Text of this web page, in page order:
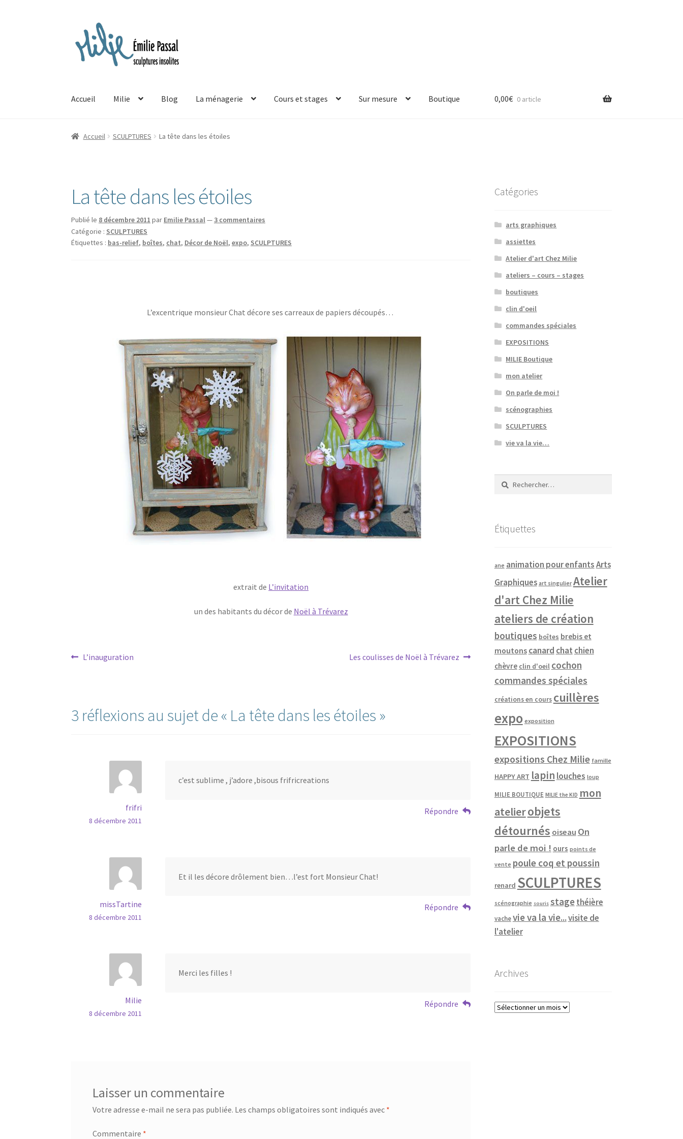
navigation
au
contenu
Accueil Milie Blog La ménagerie Cours et stages Sur mesure Boutique 0,00€ 0 article
Accueil SCULPTURES La tête dans les étoiles
La tête dans les étoiles
Publié le 8 décembre 2011 par Emilie Passal— 3 commentaires
Catégorie : SCULPTURES
Étiquettes : bas-relief, boîtes, chat, Décor de Noël,expo, SCULPTURES
L’excentrique monsieur Chat décore ses carreaux de papiers découpés…
extrait de L’invitation
un des habitants du décor de Noël à Trévarez
Navigation
Article
L’inauguration
Article
Les coulisses de Noël à Trévarez
3 réflexions au sujet de « La tête dans les étoiles »
frifri
8 décembre 2011
c’est sublime , j’adore ,bisous frifricreations
Répondre
missTartine
8 décembre 2011
Et il les décore drôlement bien…l’est fort Monsieur Chat!
Répondre
Milie
8 décembre 2011
Merci les filles !
Répondre
Laisser un commentaire
Votre adresse e-mail ne sera pas publiée. Les champs obligatoires sont indiqués avec *
Commentaire *
Catégories
arts graphiques
assiettes
Atelier d'art Chez Milie
ateliers – cours – stages
boutiques
clin d'oeil
commandes spéciales
EXPOSITIONS
MILIE Boutique
mon atelier
On parle de moi !
scénographies
SCULPTURES
vie va la vie…
Rechercher :
Étiquettes
ane animation pour enfantsArts
Graphiques art singulier Atelier
d'art Chez Milie
ateliers de création
boutiques boîtes brebis et
moutons canard chat chien
chèvre clin d'oeil cochon
commandes spéciales
créations en cours cuillères
expo exposition
EXPOSITIONS
expositions Chez Milie famille
HAPPY ART lapin louches loup
MILIE BOUTIQUE MILIE the KID mon
atelierobjets
détournés oiseau On
parle de moi ! ours points de
vente poule coq et poussin
renard SCULPTURES
scénographie souris stagethéière
vache vie va la vie...visite de
l'atelier
Archives
Archives